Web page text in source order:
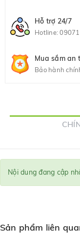
Hỗ trợ 24/7
Hotline:
Mua sắm an
Bảo hành
Nội dung đang cập
Sản phẩm liên